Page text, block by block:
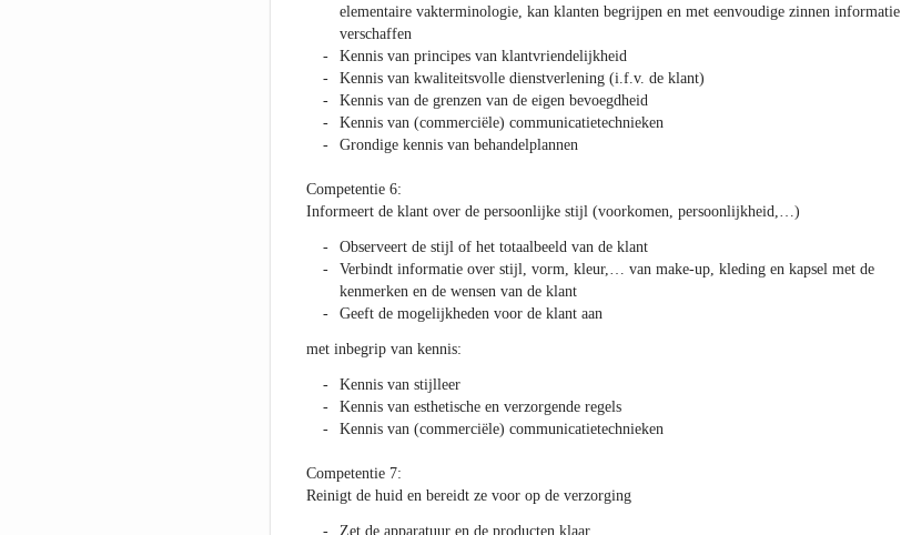
elementaire vakterminologie, kan klanten begrijpen en met eenvoudige zinnen informatie
verschaffen
Kennis van principes van klantvriendelijkheid
Kennis van kwaliteitsvolle dienstverlening (i.f.v. de klant)
Kennis van de grenzen van de eigen bevoegdheid
Kennis van (commerciële) communicatietechnieken
Grondige kennis van behandelplannen
Competentie 6:
Informeert de klant over de persoonlijke stijl (voorkomen, persoonlijkheid,…)
Observeert de stijl of het totaalbeeld van de klant
Verbindt informatie over stijl, vorm, kleur,… van make-up, kleding en kapsel met de
kenmerken en de wensen van de klant
Geeft de mogelijkheden voor de klant aan
met inbegrip van kennis:
Kennis van stijlleer
Kennis van esthetische en verzorgende regels
Kennis van (commerciële) communicatietechnieken
Competentie 7:
Reinigt de huid en bereidt ze voor op de verzorging
Zet de apparatuur en de producten klaar